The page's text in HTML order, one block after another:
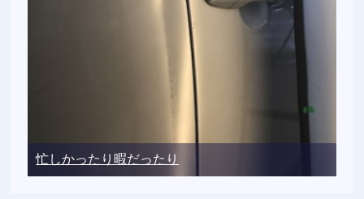
忙しかったり暇だったり